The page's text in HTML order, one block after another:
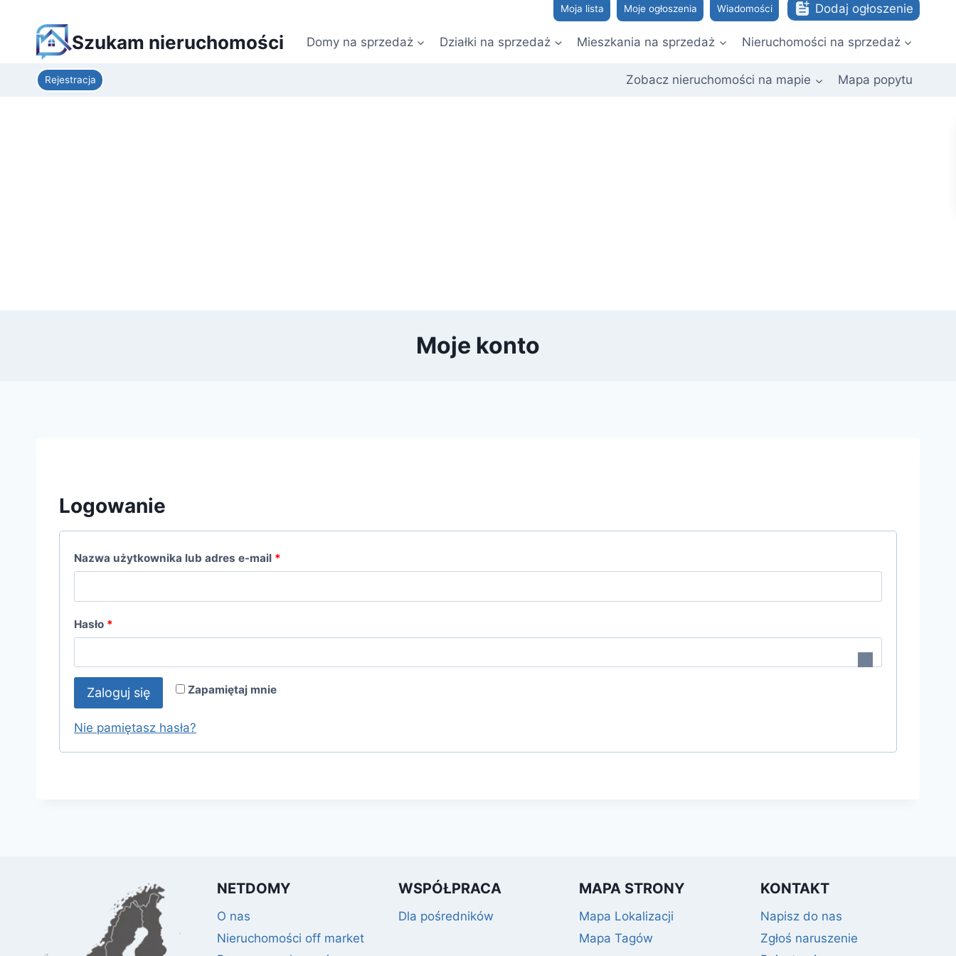
Moja lista Moje ogłoszenia Wiadomości Dodaj ogłoszenie
Szukam nieruchomości Domy na sprzedaż Działki na sprzedaż Mieszkania na sprzedaż Nieruchomości na sprzedaż
Rejestracja Zobacz nieruchomości na mapie Mapa popytu
Moje konto
Logowanie
Nazwa użytkownika lub adres e-mail *
Hasło *
Zapamiętaj mnie
Zaloguj się
Nie pamiętasz hasła?
NETDOMY
O nas
Nieruchomości off market
WSPÓŁPRACA
Dla pośredników
MAPA STRONY
Mapa Lokalizacji
Mapa Tagów
KONTAKT
Napisz do nas
Zgłoś naruszenie